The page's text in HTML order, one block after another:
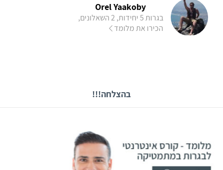
Orel Yaakoby
בגרות 5 יחידות, 2 השאלונים,
הכירו את מלומד
בהצלחה!!!